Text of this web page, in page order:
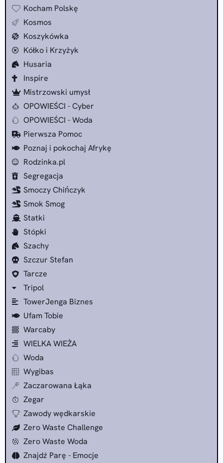
Kocham Polskę
Kosmos
Koszykówka
Kółko i Krzyżyk
Husaria
Inspire
Mistrzowski umysł
OPOWIEŚCI - Cyber
OPOWIEŚCI - Woda
Pierwsza Pomoc
Poznaj i pokochaj Afrykę
Rodzinka.pl
Segregacja
Smoczy Chińczyk
Smok Smog
Statki
Stópki
Szachy
Szczur Stefan
Tarcze
Tripol
TowerJenga Biznes
Ufam Tobie
Warcaby
WIELKA WIEŻA
Woda
Wygibas
Zaczarowana Łąka
Zegar
Zawody wędkarskie
Zero Waste Challenge
Zero Waste Woda
Znajdź Parę - Emocje